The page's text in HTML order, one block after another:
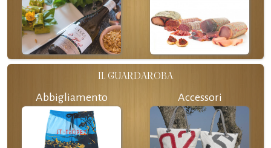
IL GUARDAROBA
Abbigliamento Accessori